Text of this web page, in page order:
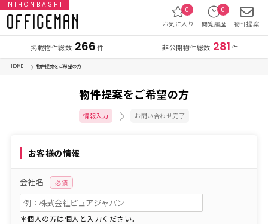
NIHONBASHI
掲載物件総数 266件 非公開物件総数 281 件
お気に入り
0
閲覧履歴
0
物件提案
HOME 物件提案をご希望の方
物件提案をご希望の方
情報入力 お問い合わせ完了
お客様の情報
会社名 必須
＊個人の方は個人と入力ください。